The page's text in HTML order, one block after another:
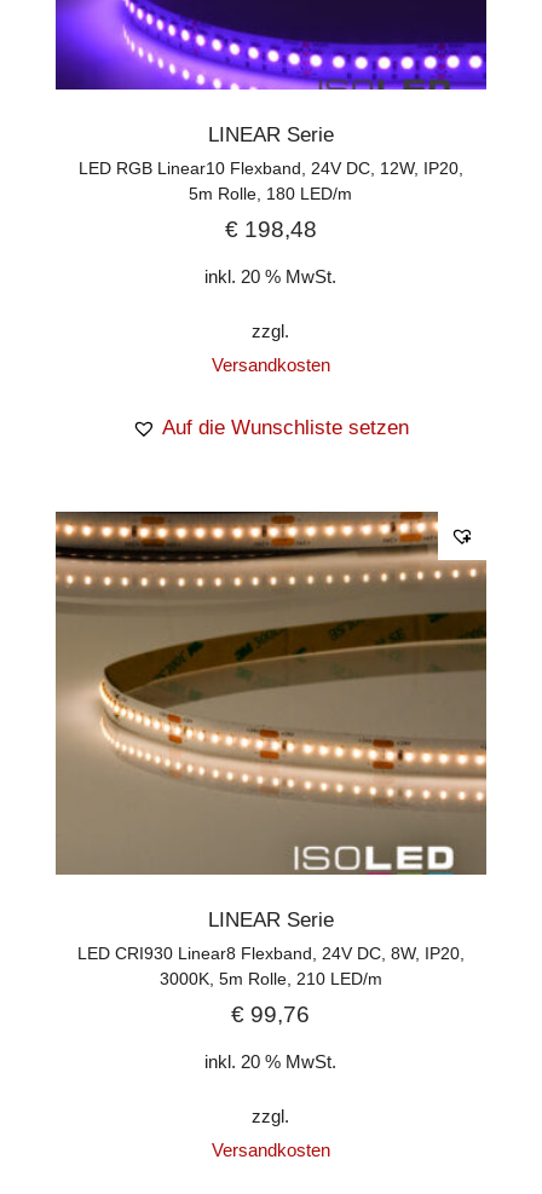
LINEAR Serie
LED RGB Linear10 Flexband, 24V DC, 12W, IP20,
5m Rolle, 180 LED/m
€198,48
inkl. 20 % MwSt.
zzgl.
Versandkosten
Auf die Wunschliste setzen
LINEAR Serie
LED CRI930 Linear8 Flexband, 24V DC, 8W, IP20,
3000K, 5m Rolle, 210 LED/m
€ 99,76
inkl. 20 % MwSt.
zzgl.
Versandkosten